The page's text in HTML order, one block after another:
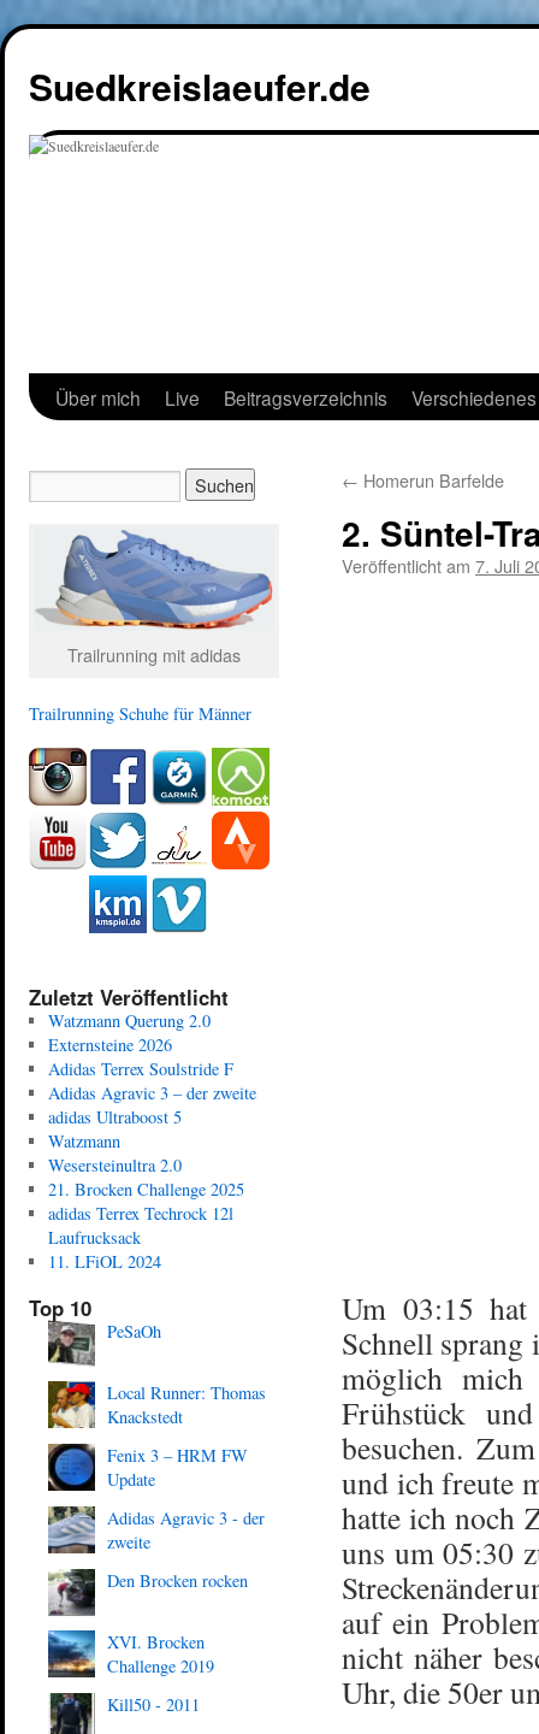
Suedkreislaeufer.de
Über mich Live Beitragsverzeichnis Verschiedenes
← Homerun Barfelde
2. Süntel-
Veröffentlicht am 7. Juli
Um 03:15 hat
Schnell sprang
möglich mich
Frühstück
besuchen.
und ich freute
hatte ich noch
uns um 05:30
auf ein
nicht näher
Uhr, die 50er
Trailrunning mit adidas
Trailrunning Schuhe für Männer
Zuletzt Veröffentlicht
Watzmann Querung 2.0
Externsteine 2026
Adidas Terrex Soulstride F
Adidas Agravic 3 – der zweite
adidas Ultraboost 5
Watzmann
Wesersteinultra 2.0
21. Brocken Challenge 2025
adidas Terrex Techrock 12l
Laufrucksack
11. LFiOL 2024
Top 10
PeSaOh
Local Runner: Thomas
Knackstedt
Fenix 3 – HRM FW
Update
Adidas Agravic 3 - der
zweite
Den Brocken rocken
XVI. Brocken
Challenge 2019
Kill50 - 2011